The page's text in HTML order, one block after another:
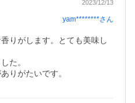
2023/12/13
yam********さん
りがします。とても美味し
た。
りがたいです。